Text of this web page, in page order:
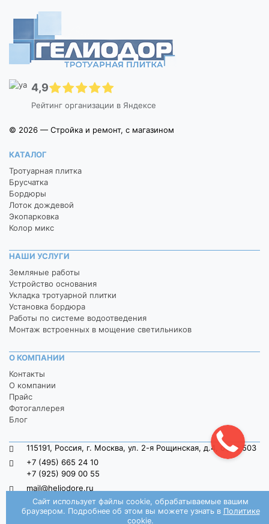
4,9
Рейтинг организации в Яндексе
© 2026 — Стройка и ремонт, с магазином
КАТАЛОГ
Тротуарная плитка
Брусчатка
Бордюры
Лоток дождевой
Экопарковка
Колор микс
НАШИ УСЛУГИ
Земляные работы
Устройство основания
Укладка тротуарной плитки
Установка бордюра
Работы по системе водоотведения
Монтаж встроенных в мощение светильников
О КОМПАНИИ
Контакты
О компании
Прайс
Фотогаллерея
Блог
115191, Россия, г. Москва, ул. 2-я Рощинская, д.4, офис 503
+7 (495) 665 24 10
+7 (925) 909 00 55
mail@heliodore.ru
пн-пт: 9:00 — 20:00, сб-вс: 9:00 — 18:00
Заказать звонок
Сайт использует файлы cookie, обрабатываемые вашим
браузером. Подробнее об этом вы можете узнать в Политике
cookie.